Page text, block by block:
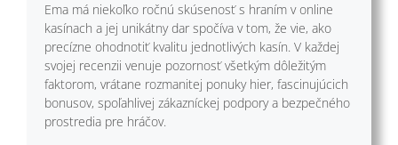
Ema má niekoľko ročnú skúsenosť s hraním v online
kasínach a jej unikátny dar spočíva v tom, že vie, ako
precízne ohodnotiť kvalitu jednotlivých kasín. V každej
svojej recenzii venuje pozornosť všetkým dôležitým
faktorom, vrátane rozmanitej ponuky hier, fascinujúcich
bonusov, spoľahlivej zákazníckej podpory a bezpečného
prostredia pre hráčov.